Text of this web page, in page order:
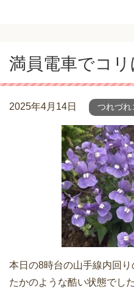
満員電車でコ
2025年4月14日 つれづれ
本日の8時台の山手線内回
たかのような酷い状態でし